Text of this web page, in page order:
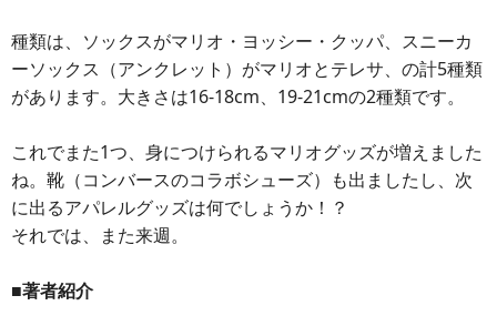
種類は、ソックスがマリオ・ヨッシー・クッパ、スニーカ
ーソックス（アンクレット）がマリオとテレサ、の計5種類
があります。大きさは16-18cm、19-21cmの2種類です。
これでまた1つ、身につけられるマリオグッズが増えました
ね。靴（コンバースのコラボシューズ）も出ましたし、次
に出るアパレルグッズは何でしょうか！？
それでは、また来週。
■著者紹介